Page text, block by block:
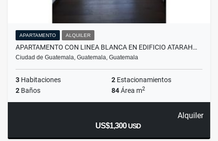
APARTAMENTO ALQUILER
APARTAMENTO CON LINEA BLANCA EN EDIFICIO ATARAH…
Ciudad de Guatemala, Guatemala, Guatemala
3 Habitaciones 2 Estacionamientos
2 Baños 84Área m2
Alquiler
US$1,300USD